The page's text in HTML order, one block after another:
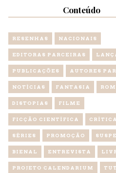
Conteúdo
RESENHAS NACIONAIS
EDITORAS PARCEIRAS
PUBLICAÇÕES AUTORES
NOTÍCIAS FANTASIA
DISTOPIAS FILME
FICÇÃO CIENTÍFICA CRÍTICA
SÉRIES PROMOÇÃO
BIENAL ENTREVISTA
PROJETO CALENDARIUM